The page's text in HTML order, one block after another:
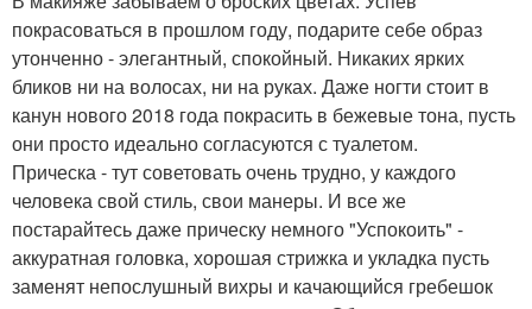
покрасоваться в прошлом году, подарите себе образ
утонченно - элегантный, спокойный. Никаких ярких
бликов ни на волосах, ни на руках. Даже ногти стоит в
канун нового 2018 года покрасить в бежевые тона, пусть
они просто идеально согласуются с туалетом.
Прическа - тут советовать очень трудно, у каждого
человека свой стиль, свои манеры. И все же
постарайтесь даже прическу немного "Успокоить" -
аккуратная головка, хорошая стрижка и укладка пусть
заменят непослушный вихры и качающийся гребешок